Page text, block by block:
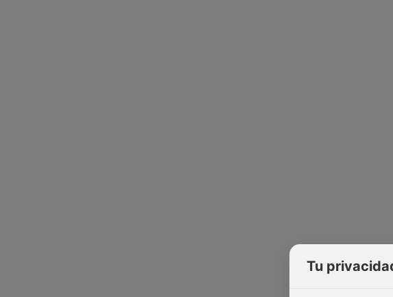
Tu